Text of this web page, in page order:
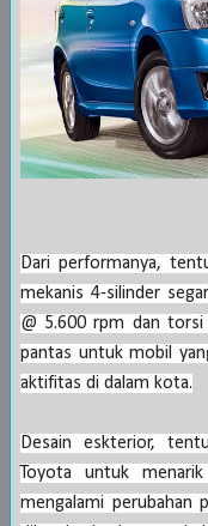
Dari performanya,
mekanis 4-silinder
@ 5.600 rpm dan torsi
pantas untuk mobil
aktifitas di dalam kota.
Desain eskterior,
Toyota untuk
mengalami perubahan